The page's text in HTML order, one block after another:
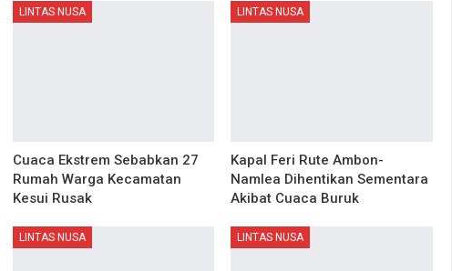
LINTAS NUSA
Cuaca Ekstrem Sebabkan 27
Rumah Warga Kecamatan
Kesui Rusak
LINTAS NUSA
Kapal Feri Rute Ambon-
Namlea Dihentikan Sementara
Akibat Cuaca Buruk
LINTAS NUSA LINTAS NUSA